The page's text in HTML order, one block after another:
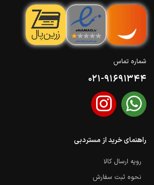
شماره تماس
021-91691344
راهنمای خرید از مستردبی
رویه ارسال کالا
نحوه ثبت سفارش